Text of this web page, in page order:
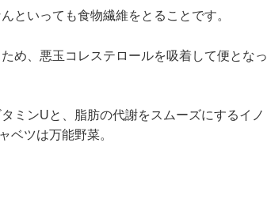
といっても食物繊維をとることです。
め、悪玉コレステロールを吸着して便となっ
ミンUと、脂肪の代謝をスムーズにするイノ
ベツは万能野菜。